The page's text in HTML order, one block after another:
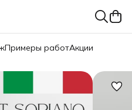
Примеры работАкции